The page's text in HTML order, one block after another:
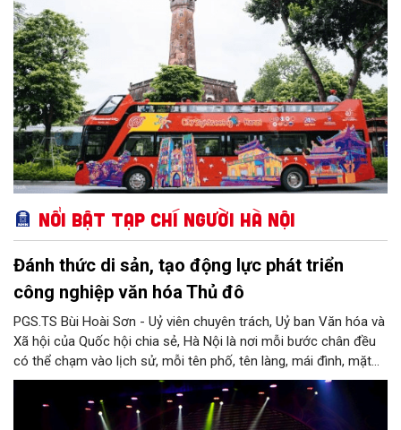
Nổi bật Tạp chí Người Hà Nội
Đánh thức di sản, tạo động lực phát triển
công nghiệp văn hóa Thủ đô
PGS.TS Bùi Hoài Sơn - Uỷ viên chuyên trách, Uỷ ban Văn hóa và
Xã hội của Quốc hội chia sẻ, Hà Nội là nơi mỗi bước chân đều
có thể chạm vào lịch sử, mỗi tên phố, tên làng, mái đình, mặt
hồ, nếp nhà, câu hát, món ăn, làn điệu, nghề thủ công đều có
thể kể một câu chuyện về chiều sâu văn hiến của dân tộc.
Nhưng trong kỷ nguyên mới, câu hỏi đặt ra không chỉ Hà Nội có